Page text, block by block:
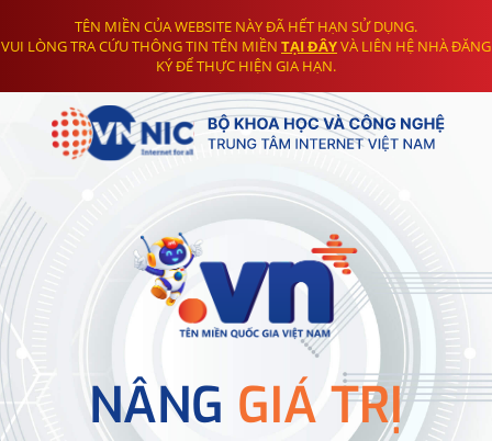
TÊN MIỀN CỦA WEBSITE NÀY ĐÃ HẾT HẠN SỬ DỤNG.
VUI LÒNG TRA CỨU THÔNG TIN TÊN MIỀN TẠI ĐÂYVÀ LIÊN HỆ NHÀ ĐĂNG
KÝ ĐỂ THỰC HIỆN GIA HẠN.
NÂNG GIÁ TRỊ